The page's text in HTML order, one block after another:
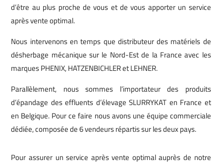
d’être au plus proche de vous et de vous apporter un service
après vente optimal.
Nous intervenons en temps que distributeur des matériels de
désherbage mécanique sur le Nord-Est de la France avec les
marques PHENIX, HATZENBICHLER et LEHNER.
Parallèlement, noussommes l’importateur des produits
d’épandage des effluents d’élevageSLURRYKAT en France et
en Belgique. Pour ce faire nous avons une équipe commerciale
dédiée, composée de 6 vendeurs répartis sur les deux pays.
Pour assurer un service après vente optimal auprès de notre